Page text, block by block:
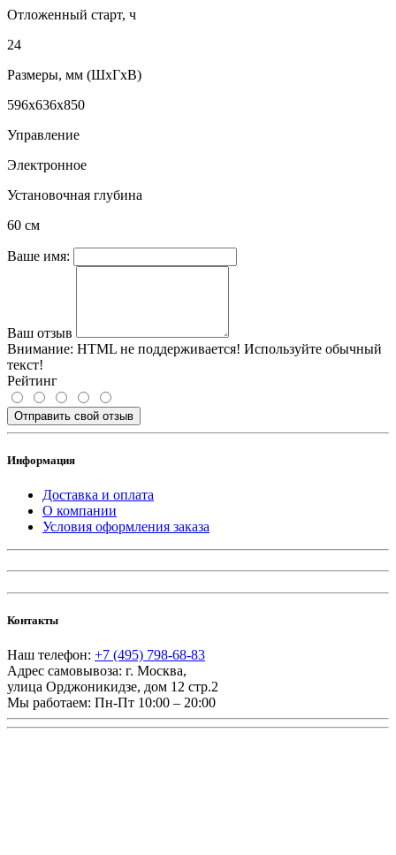
Отложенный старт, ч
24
Размеры, мм (ШхГхВ)
596х636х850
Управление
Электронное
Установочная глубина
60 см
Ваше имя:
Ваш отзыв
Внимание: HTML не поддерживается! Используйте обычный
текст!
Рейтинг
Отправить свой отзыв
Информация
Доставка и оплата
О компании
Условия оформления заказа
Контакты
Наш телефон: +7 (495) 798-68-83
Адрес самовывоза: г. Москва,
улица Орджоникидзе, дом 12 стр.2
Мы работаем: Пн-Пт 10:00 – 20:00